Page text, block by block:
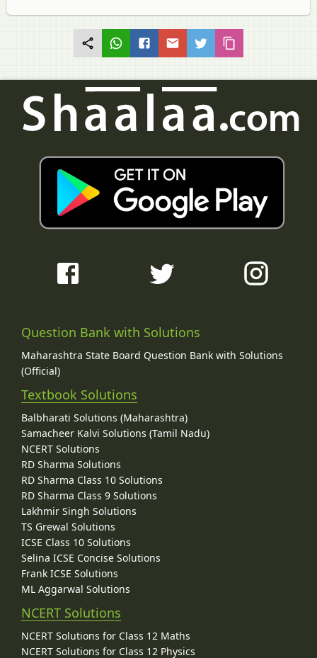
Question Bank with Solutions
Maharashtra State Board Question Bank with Solutions
(Official)
Textbook Solutions
Balbharati Solutions (Maharashtra)
Samacheer Kalvi Solutions (Tamil Nadu)
NCERT Solutions
RD Sharma Solutions
RD Sharma Class 10 Solutions
RD Sharma Class 9 Solutions
Lakhmir Singh Solutions
TS Grewal Solutions
ICSE Class 10 Solutions
Selina ICSE Concise Solutions
Frank ICSE Solutions
ML Aggarwal Solutions
NCERT Solutions
NCERT Solutions for Class 12 Maths
NCERT Solutions for Class 12 Physics